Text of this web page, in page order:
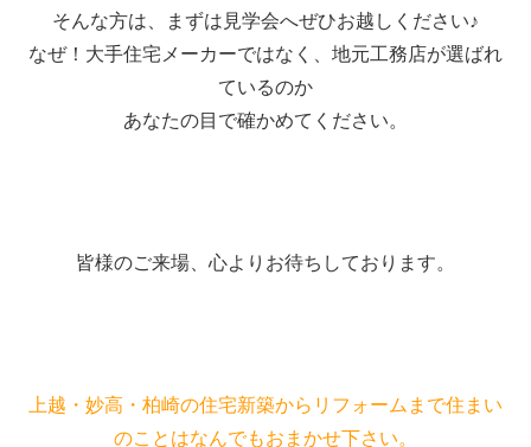
そんな方は、まずは見学会へぜひお越しください♪
なぜ！大手住宅メーカーではなく、地元工務店が選ばれ
ているのか
あなたの目で確かめてください。
皆様のご来場、心よりお待ちしております。
上越・妙高・柏崎の住宅新築からリフォームまで住まい
のことはなんでもおまかせ下さい。